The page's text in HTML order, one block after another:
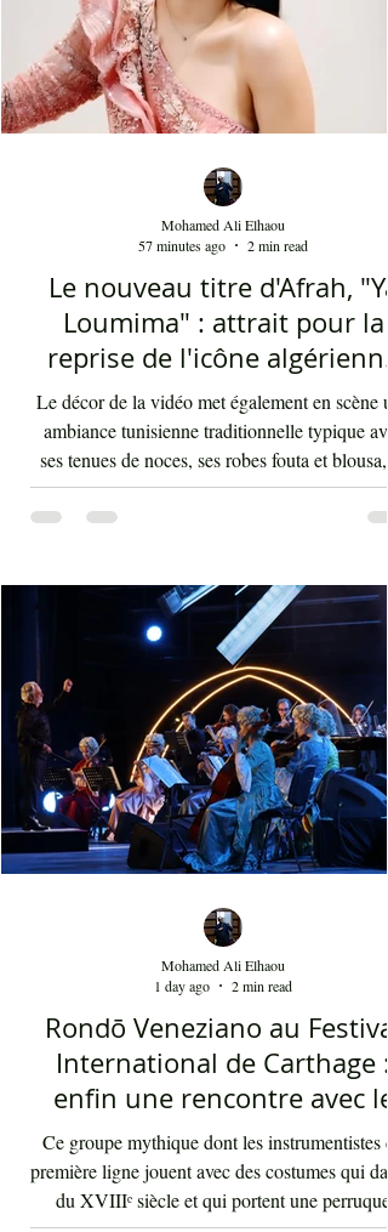
Le nouveau titre d'Afrah, "Ya
Loumima" : attrait pour la
reprise de l'icône algérienne
Rabah Driassa
Le décor de la vidéo met également en scène
ambiance tunisienne traditionnelle typique
de beauté, ainsi que la foule attirée et entraînée
cette célébration, comprenant notamment les
youyous, les larmes de bonheur et les
applaudissements sincères. "Ya Loumima"
sans doute, à capturer toute l'ambivalence de
moment précieux grâce à une performance
Mohamed Ali Elhaou
57 minutes ago
2 min read
Rondō Veneziano au Festival
International de Carthage :
enfin une rencontre avec le
public tunisien
Ce groupe mythique dont les instrumentistes
Mohamed Ali Elhaou
1 day ago
2 min read